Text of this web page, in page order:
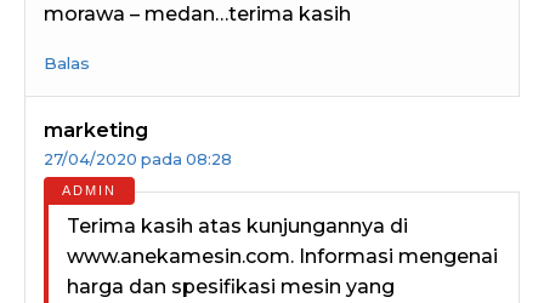
morawa – medan…terima kasih
Balas
marketing
27/04/2020 pada 08:28
Terima kasih atas kunjungannya di
www.anekamesin.com. Informasi mengenai
harga dan spesifikasi mesin yang